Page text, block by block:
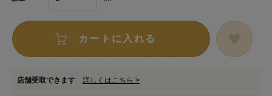
カートに入れる
店舗受取できます 詳しくはこちら >